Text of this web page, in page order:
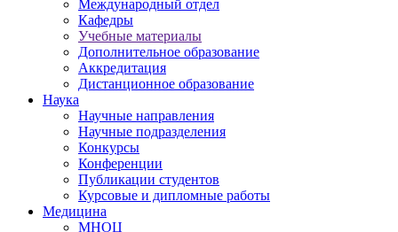
Международный отдел
Кафедры
Учебные материалы
Дополнительное образование
Аккредитация
Дистанционное образование
Наука
Научные направления
Научные подразделения
Конкурсы
Конференции
Публикации студентов
Курсовые и дипломные работы
Медицина
МНОЦ